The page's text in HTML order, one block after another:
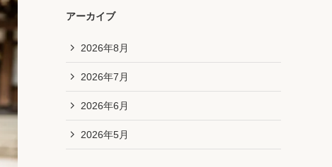
アーカイブ
2026年8月
2026年7月
2026年6月
2026年5月